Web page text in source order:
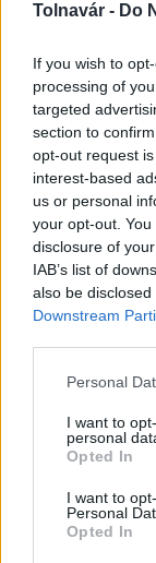
Tolnavár - Do
If you wish to
processing of
targeted
section to
opt-out request
interest-based
us or personal
your opt-out.
disclosure of
IAB’s list of
also be
Downstream
Please note that
not limited to
grant or deny
use your data
consent section.
Personal
I want to
personal
Opted In
I want to
Personal
Opted In
LEGFRISSEBB
Országos hírek
Megérkezett az
Megérkezett a rég
magyarországi
centiméteres
Országos hírek
EGYETEM